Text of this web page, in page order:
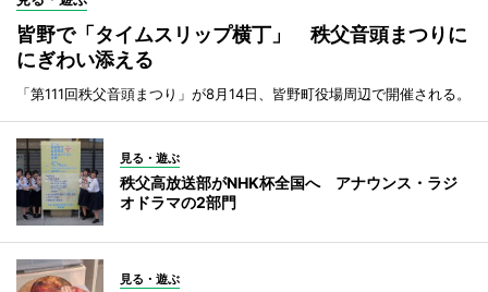
皆野で「タイムスリップ横丁」 秩父音頭まつりに
にぎわい添える
「第111回秩父音頭まつり」が8月14日、皆野町役場周辺で開催される。
見る・遊ぶ
秩父高放送部がNHK杯全国へ アナウンス・ラジ
オドラマの2部門
見る・遊ぶ